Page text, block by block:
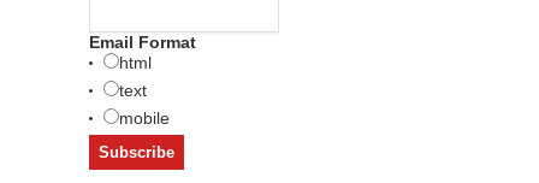
Email Format
html
text
mobile